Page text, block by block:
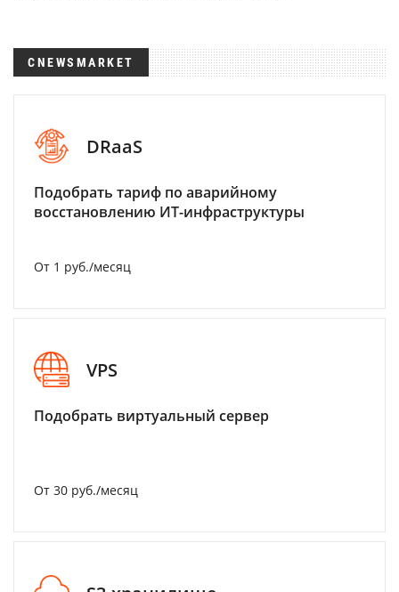
CNEWSMARKET
DRaaS
Подобрать тариф по аварийному
восстановлению ИТ-инфраструктуры
От 1 руб./месяц
VPS
Подобрать виртуальный сервер
От 30 руб./месяц